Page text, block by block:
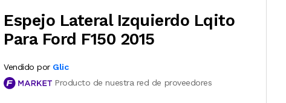
Espejo Lateral Izquierdo Lqito
Para Ford F150 2015
Vendido por Glic
Producto de nuestra red de proveedores